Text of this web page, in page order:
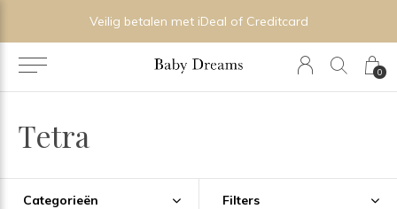
0
Veilig betalen met iDeal of Creditcard
Tetra
Categorieën Filters